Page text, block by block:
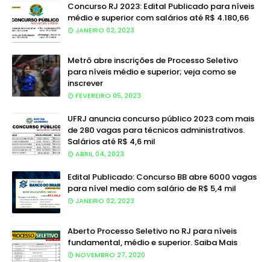
Concurso RJ 2023: Edital Publicado para níveis
médio e superior com salários até R$ 4.180,66
JANEIRO 02, 2023
Metrô abre inscrições de Processo Seletivo
para níveis médio e superior; veja como se
inscrever
FEVEREIRO 05, 2023
UFRJ anuncia concurso público 2023 com mais
de 280 vagas para técnicos administrativos.
Salários até R$ 4,6 mil
ABRIL 04, 2023
Edital Publicado: Concurso BB abre 6000 vagas
para nível medio com salário de R$ 5,4 mil
JANEIRO 02, 2023
Aberto Processo Seletivo no RJ para níveis
fundamental, médio e superior. Saiba Mais
NOVEMBRO 27, 2020